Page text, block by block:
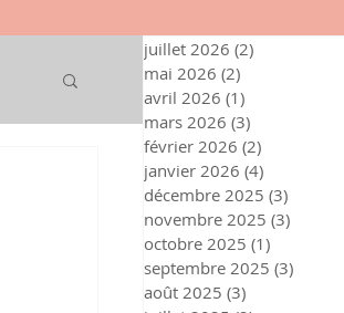
juillet 2026 (2)
mai 2026 (2)
avril 2026 (1)
mars 2026 (3)
février 2026 (2)
janvier 2026 (4)
décembre 2025 (3)
novembre 2025 (3)
octobre 2025 (1)
septembre 2025 (3)
août 2025 (3)